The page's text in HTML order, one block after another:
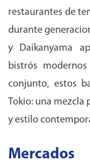
restaurantes de
durante
y Daikanyama
bistrós
conjunto, estos
Tokio: una mezcla
y estilo